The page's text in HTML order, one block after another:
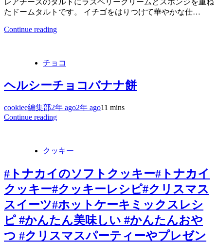
たドームタルトです。 イチゴをはりつけて華やかな仕…
Continue reading
チョコ
ヘルシーチョコバナナ餅
cookiee編集部2年 ago2年 ago11 mins
Continue reading
クッキー
#トナカイのソフトクッキー#トナカイ
クッキー#クッキーレシピ#クリスマス
スイーツ#ホットケーキミックスレシ
ピ #かんたん美味しい #かんたんおや
つ #クリスマスパーティーやプレゼン